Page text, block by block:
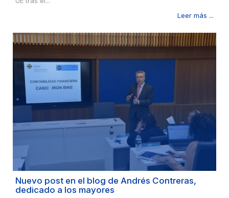
Leer más ...
Nuevo post en el blog de Andrés Contreras,
dedicado a los mayores